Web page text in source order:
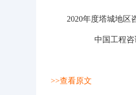
2020年度塔城地区
中国工程
>>查看原文